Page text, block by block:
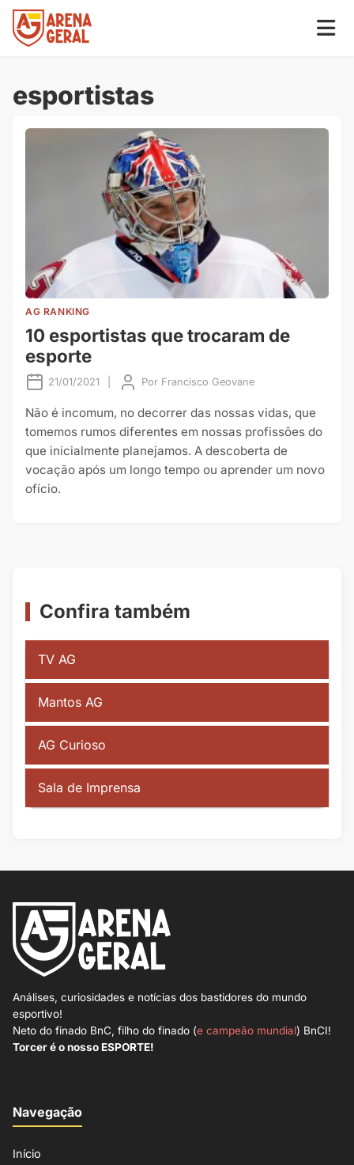
esportistas
AG RANKING
10 esportistas que trocaram de
esporte
21/01/2021 Por Francisco Geovane
Não é incomum, no decorrer das nossas vidas, que
tomemos rumos diferentes em nossas profissões do
que inicialmente planejamos. A descoberta de
vocação após um longo tempo ou aprender um novo
ofício.
Confira também
TV AG
Mantos AG
AG Curioso
Sala de Imprensa
Análises, curiosidades e notícias dos bastidores do mundo
esportivo!
Neto do finado BnC, filho do finado (e campeão mundial) BnCI!
Torcer é o nosso ESPORTE!
Navegação
Início